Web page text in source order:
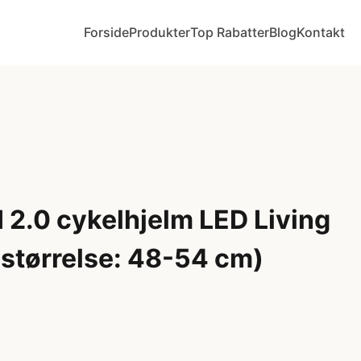
ForsideProdukterTop RabatterBlogKontakt
2.0 cykelhjelm LED Living
48-54 cm)